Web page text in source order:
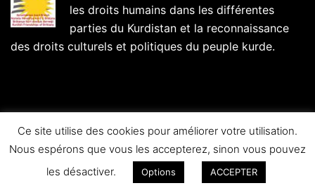
les droits humains dans les différentes
parties du Kurdistan et la reconnaissance
des droits culturels et politiques du peuple kurde.
Ce site utilise des cookies pour améliorer votre utilisation.
Nous espérons que vous les accepterez, sinon vous pouvez
les désactiver.
Options ACCEPTER